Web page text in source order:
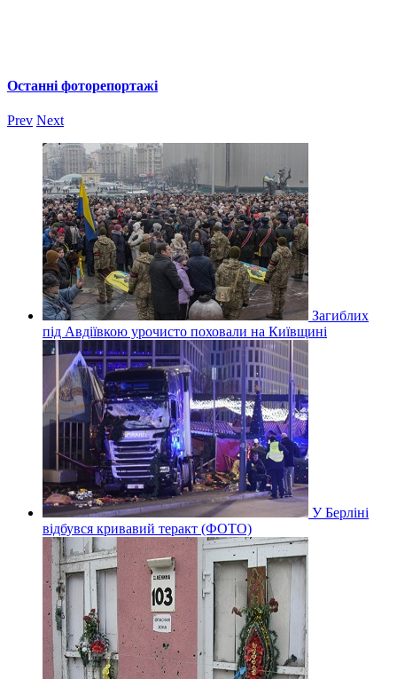
Останні фоторепортажі
Prev Next
Загиблих
під Авдіївкою урочисто поховали на Київщині
У Берліні
відбувся кривавий теракт (ФОТО)